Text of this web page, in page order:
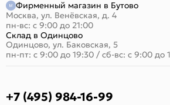
Фирменный магазин в Бутово
Москва, ул. Венёвская, д. 4
пн-вс: с 9:00 до 21:00
Склад в Одинцово
Одинцово, ул. Баковская, 5
пн-пт: с 9:00 до 19:30 / сб-вс: с 9:00 до
+7 (495) 984-16-99